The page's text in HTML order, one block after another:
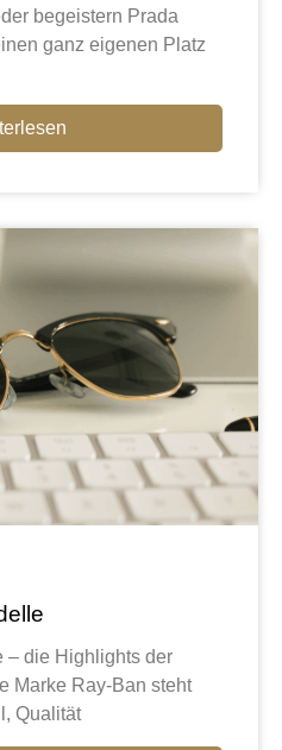
begeistern Prada
ganz eigenen Platz
– die Highlights der
Marke Ray-Ban steht
Qualität